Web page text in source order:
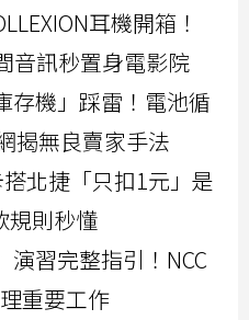
耳機開箱！
音訊秒置身電影院
存機」踩雷！電池循
揭無良賣家手法
北捷「只扣1元」是
規則秒懂
習完整指引！NCC
重要工作